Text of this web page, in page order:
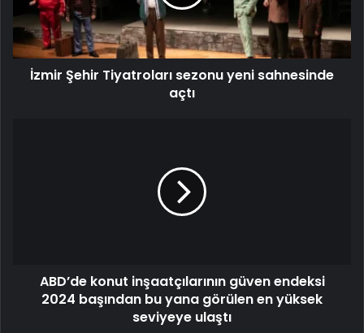
İzmir Şehir Tiyatroları sezonu yeni sahnesinde
açtı
ABD’de konut inşaatçılarının güven endeksi
2024 başından bu yana görülen en yüksek
seviyeye ulaştı